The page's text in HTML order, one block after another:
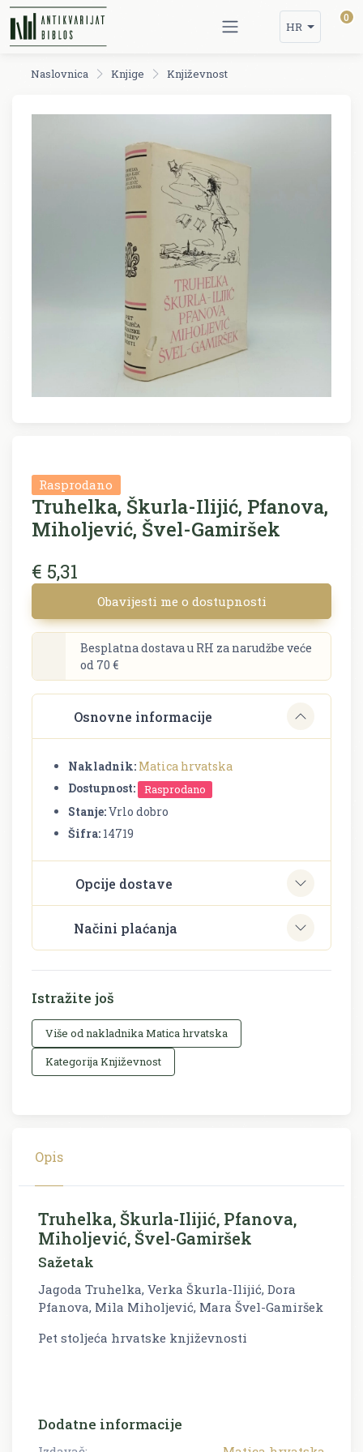
HR
0
Naslovnica Knjige Književnost
Rasprodano
Truhelka, Škurla-Ilijić, Pfanova,
Miholjević, Švel-Gamiršek
€ 5,31
Obavijesti me o dostupnosti
Besplatna dostava u RH za narudžbe veće
od 70 €
Osnovne informacije
Nakladnik: Matica hrvatska
Dostupnost:
Rasprodano
Stanje:Vrlo dobro
Šifra: 14719
Opcije dostave
Načini plaćanja
Istražite još
Više od nakladnika Matica hrvatska
Kategorija Književnost
Opis
Truhelka, Škurla-Ilijić, Pfanova,
Miholjević, Švel-Gamiršek
Sažetak
Jagoda Truhelka, Verka Škurla-Ilijić, Dora
Pfanova, Mila Miholjević, Mara Švel-Gamiršek
Pet stoljeća hrvatske književnosti
Dodatne informacije